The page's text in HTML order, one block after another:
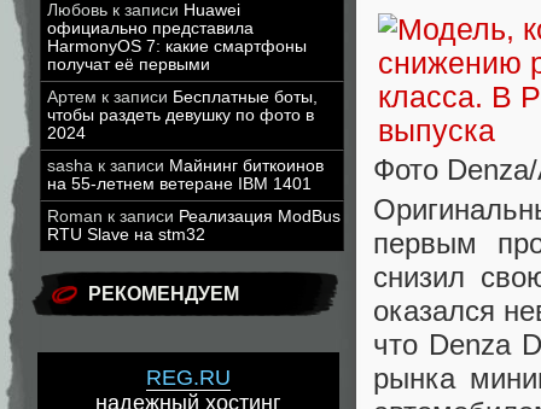
Любовь к записи Huawei
официально представила
HarmonyOS 7: какие смартфоны
получат её первыми
Артем к записи Бесплатные боты,
чтобы раздеть девушку по фото в
2024
sasha к записи Майнинг биткоинов
на 55-летнем ветеране IBM 1401
Roman к записи Реализация ModBus
RTU Slave на stm32
РЕКОМЕНДУЕМ
REG.RU
надежный хостинг
Фото
первым
снизил
оказался
что Denza
рынка